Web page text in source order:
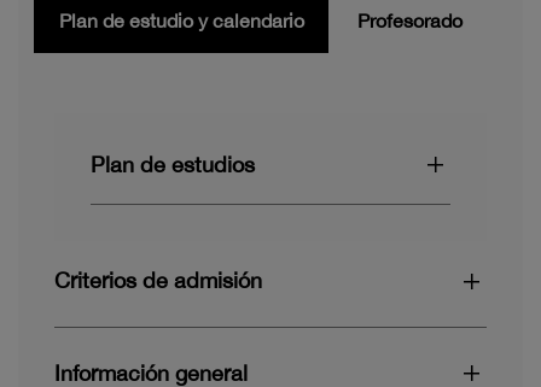
Plan de estudio y calendario Profesorado
Plan de estudios
Criterios de admisión
Información general